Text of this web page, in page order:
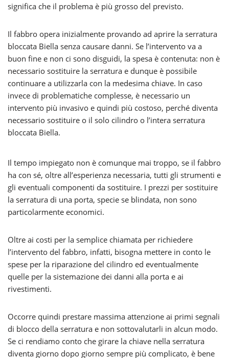
significa che il problema è più grosso del previsto.
Il fabbro opera inizialmente provando ad aprire la serratura
bloccata Biella senza causare danni. Se l’intervento va a
buon fine e non ci sono disguidi, la spesa è contenuta: non è
necessario sostituire la serratura e dunque è possibile
continuare a utilizzarla con la medesima chiave. In caso
invece di problematiche complesse, è necessario un
intervento più invasivo e quindi più costoso, perché diventa
necessario sostituire o il solo cilindro o l’intera serratura
bloccata Biella.
Il tempo impiegato non è comunque mai troppo, se il fabbro
ha con sé, oltre all’esperienza necessaria, tutti gli strumenti e
gli eventuali componenti da sostituire. I prezzi per sostituire
la serratura di una porta, specie se blindata, non sono
particolarmente economici.
Oltre ai costi per la semplice chiamata per richiedere
l’intervento del fabbro, infatti, bisogna mettere in conto le
spese per la riparazione del cilindro ed eventualmente
quelle per la sistemazione dei danni alla porta e ai
rivestimenti.
Occorre quindi prestare massima attenzione ai primi segnali
di blocco della serratura e non sottovalutarli in alcun modo.
Se ci rendiamo conto che girare la chiave nella serratura
diventa giorno dopo giorno sempre più complicato, è bene